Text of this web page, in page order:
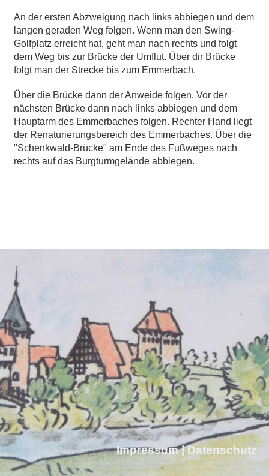
An der ersten Abzweigung nach links abbiegen und dem
langen geraden Weg folgen. Wenn man den Swing-
Golfplatz erreicht hat, geht man nach rechts und folgt
dem Weg bis zur Brücke der Umflut. Über dir Brücke
folgt man der Strecke bis zum Emmerbach.
Über die Brücke dann der Anweide folgen. Vor der
nächsten Brücke dann nach links abbiegen und dem
Hauptarm des Emmerbaches folgen. Rechter Hand liegt
der Renaturierungsbereich des Emmerbaches. Über die
"Schenkwald-Brücke" am Ende des Fußweges nach
rechts auf das Burgturmgelände abbiegen.
Impressum|Datenschutz